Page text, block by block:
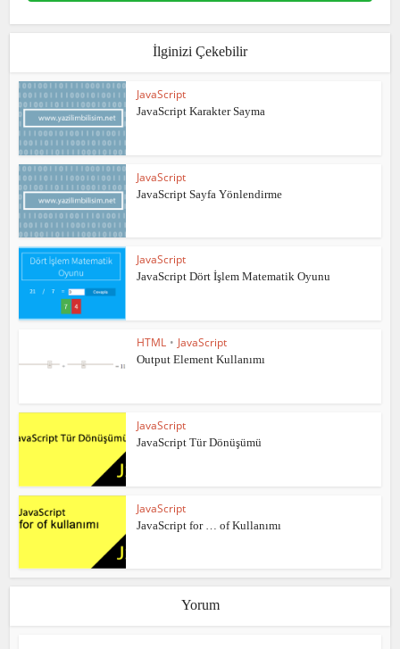
İlginizi Çekebilir
JavaScript
JavaScript Karakter Sayma
JavaScript
JavaScript Sayfa Yönlendirme
JavaScript
JavaScript Dört İşlem Matematik Oyunu
HTML • JavaScript
Output Element Kullanımı
JavaScript
JavaScript Tür Dönüşümü
JavaScript
JavaScript for … of Kullanımı
Yorum